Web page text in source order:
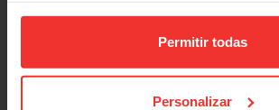
Permitir todas
Personalizar
Quiero esta cuota
388€/mes